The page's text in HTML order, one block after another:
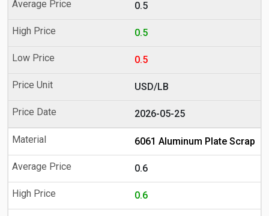
0.5
0.5
0.5
USD/LB
2026-05-25
6061 Aluminum Plate Scrap
0.6
0.6